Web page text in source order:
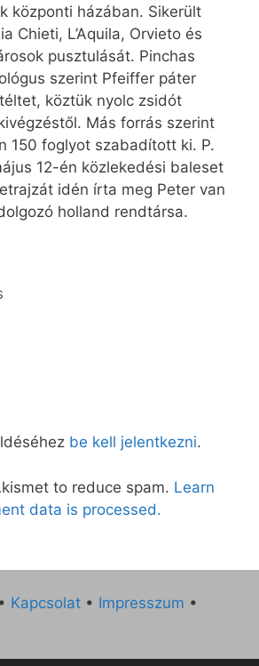
központi házában. Sikerült
Chieti, L’Aquila, Orvieto és
pusztulását. Pinchas
szerint Pfeiffer páter
köztük nyolc zsidót
Más forrás szerint
150 foglyot szabadított ki. P.
12-én közlekedési baleset
idén írta meg Peter van
holland rendtársa.
be kell jelentkezni.
to reduce spam. Learn
data is processed.
• Kapcsolat • Impresszum •